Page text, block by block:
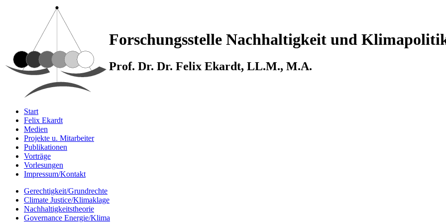
Forschungsstelle Nachhaltigkeit und
Prof. Dr. Dr. Felix Ekardt, LL.M., M.A.
Start
Felix Ekardt
Medien
Projekte u. Mitarbeiter
Publikationen
Vorträge
Vorlesungen
Impressum/Kontakt
Gerechtigkeit/Grundrechte
Climate Justice/Klimaklage
Nachhaltigkeitstheorie
Governance Energie/Klima